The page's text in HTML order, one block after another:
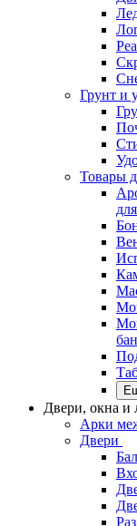
Грунт и
Товары
Двери, окна и
Арки
Двери